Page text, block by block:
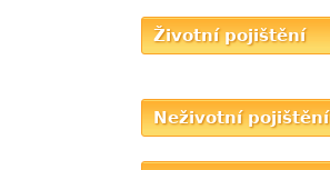
Životní pojištění
Neživotní pojištění